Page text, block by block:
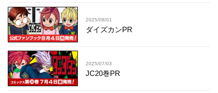
2025/08/01
ダイズカンPR
2025/07/03
JC20巻PR